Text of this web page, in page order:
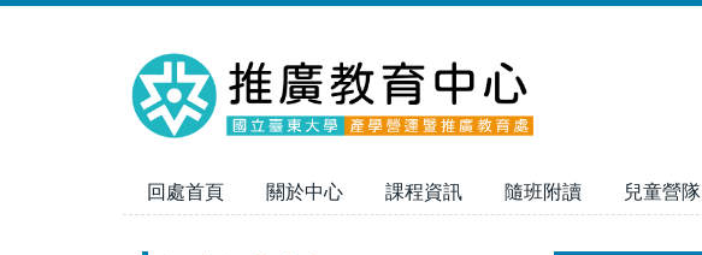
回處首頁 關於中心 課程資訊 隨班附讀 兒童營隊